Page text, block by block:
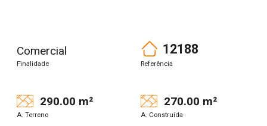
Comercial
Finalidade
12188
Referência
290.00 m²
A. Terreno
270.00 m²
A. Construída